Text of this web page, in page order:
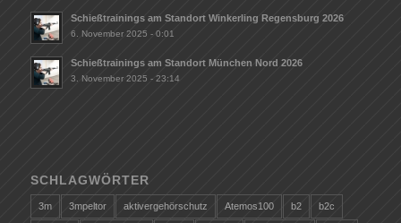
Schießtrainings am Standort Winkerling Regensburg 2026
6. November 2025 - 0:01
Schießtrainings am Standort München Nord 2026
3. November 2025 - 23:14
SCHLAGWÖRTER
3m 3mpeltor aktivergehörschutz Atemos100 b2 b2c